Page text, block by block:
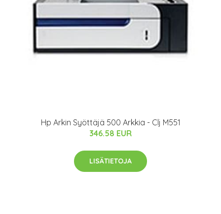
Hp Arkin Syöttäjä 500 Arkkia - Clj M551
346.58 EUR
LISÄTIETOJA